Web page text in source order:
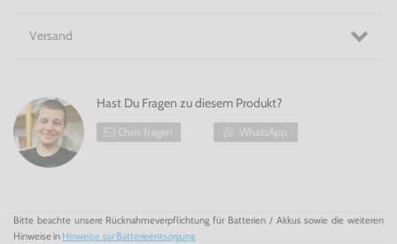
Versand
Hast Du Fragen zu diesem Produkt?
Chris fragen WhatsApp
Bitte beachte unsere Rücknahmeverpflichtung für Batterien / Akkus sowie die weiteren
Hinweise in Hinweise zur Batterieentsorgung